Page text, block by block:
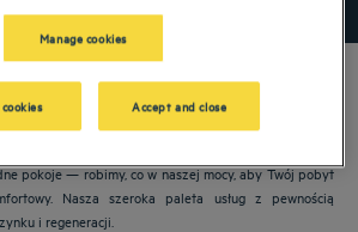
pokoje — robimy, co w naszej mocy, aby Twój pobyt
Nasza szeroka paleta usług z pewnością
i regeneracji.
Manage cookies
Accept and close